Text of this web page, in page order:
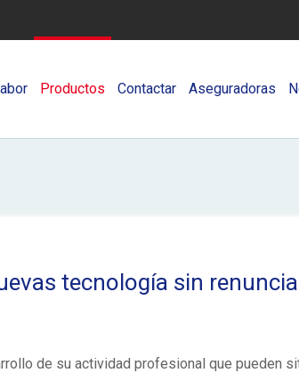
Productos Contactar Aseguradoras
tecnología sin
de su actividad profesional que pueden